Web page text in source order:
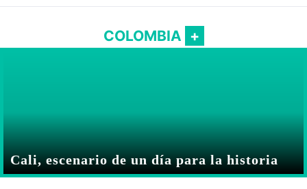
COLOMBIA
Cali, escenario de un día para la historia